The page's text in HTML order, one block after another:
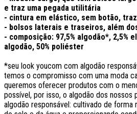
e traz uma pegada utilitária
- cintura em elástico, sem botão,
- bolsos laterais e traseiros, além
- composição: 97,5% algodão*, 2,5%
algodão, 50% poliéster
*seu look youcom com algodão
temos o compromisso com uma moda
queremos oferecer produtos com o
possível, por isso, o algodão dos nossos
algodão responsável: cultivado de forma